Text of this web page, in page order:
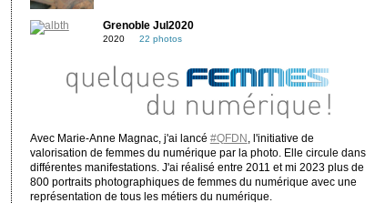
Grenoble Jul2020
2020 22 photos
Avec Marie-Anne Magnac, j'ai lancé #QFDN
, l'initiative de
valorisation de femmes du numérique par la photo. Elle circule dans
différentes manifestations. J'ai réalisé entre 2011 et mi 2023 plus de
800 portraits photographiques de femmes du numérique avec une
représentation de tous les métiers du numérique.